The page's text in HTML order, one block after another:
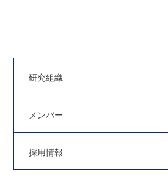
研究組織
メンバー
採用情報